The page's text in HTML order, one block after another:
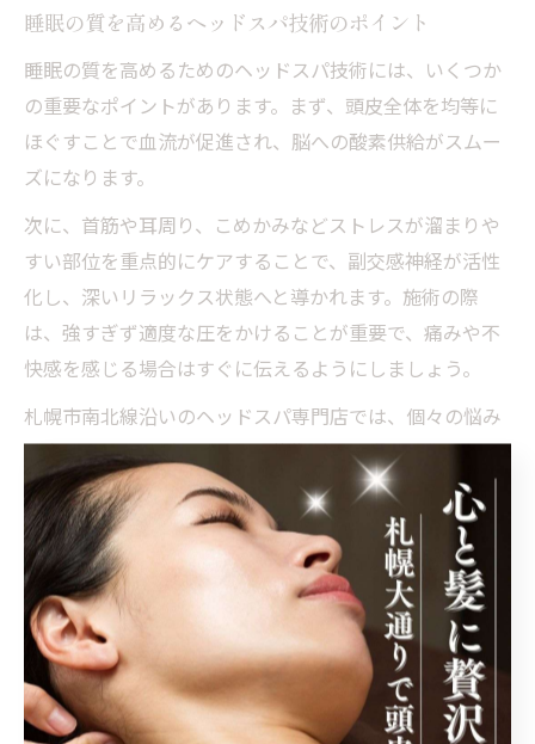
睡眠の質を高めるヘッドスパ技術のポイント
睡眠の質を高めるためのヘッドスパ技術には、いくつか
の重要なポイントがあります。まず、頭皮全体を均等に
ほぐすことで血流が促進され、脳への酸素供給がスムー
ズになります。
次に、首筋や耳周り、こめかみなどストレスが溜まりや
すい部位を重点的にケアすることで、副交感神経が活性
化し、深いリラックス状態へと導かれます。施術の際
は、強すぎず適度な圧をかけることが重要で、痛みや不
快感を感じる場合はすぐに伝えるようにしましょう。
札幌市南北線沿いのヘッドスパ専門店では、個々の悩み
に合わせたオーダーメイドの施術や、睡眠に特化したコ
ースも用意されています。プロの手技による細やかなケ
アが、毎日の睡眠の質向上につながります。
頭皮ケアで心身のバランスを整える方法
頭皮ケアを通じて心身のバランスを整えることは、現代
人にとって重要なセルフケアの一つです。ヘッドスパで
は、頭皮の血行を促進し、老廃物の排出をサポートする